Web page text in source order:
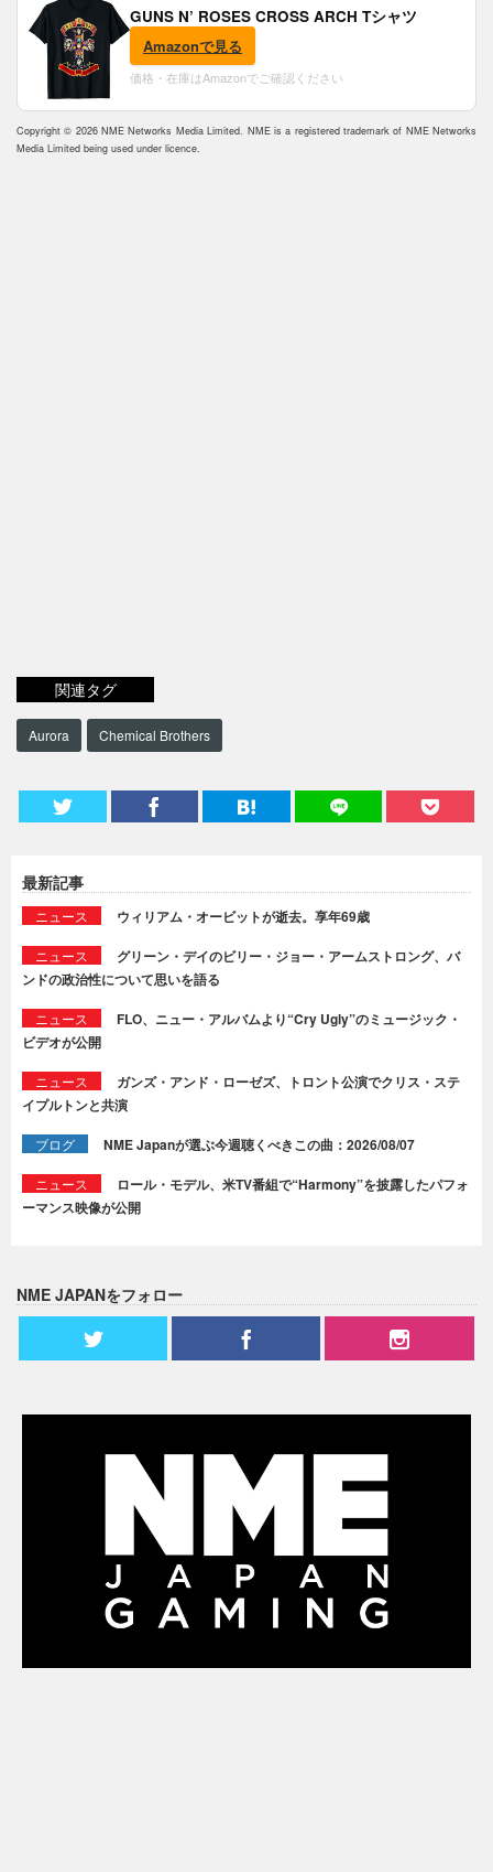
GUNS N’ ROSES CROSS ARCH Tシャツ
Amazonで見る
価格・在庫はAmazonでご確認ください
Copyright © 2026 NME Networks Media Limited. NME is a registered trademark of NME Networks
Media Limited being used under licence.
関連タグ
Aurora Chemical Brothers
最新記事
ニュース ウィリアム・オービットが逝去。享年69歳
ニュース
グリーン・デイのビリー・ジョー・アームストロング、バ
ンドの政治性について思いを語る
ニュース
FLO、ニュー・アルバムより“Cry Ugly”のミュージック・
ビデオが公開
ニュース
ガンズ・アンド・ローゼズ、トロント公演でクリス・ステ
イプルトンと共演
ブログ NME Japanが選ぶ今週聴くべきこの曲：2026/08/07
ニュース
ロール・モデル、米TV番組で“Harmony”を披露したパフォ
ーマンス映像が公開
NME JAPANをフォロー